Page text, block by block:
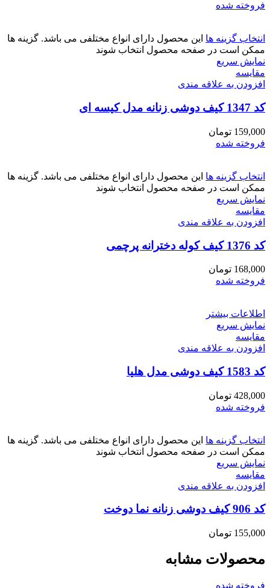
فروخته شده
انتخاب گزینه ها این محصول دارای انواع مختلفی می باشد. گزینه ها
ممکن است در صفحه محصول انتخاب شوند
نمایش سریع
مقايسه
افزودن به علاقه مندی
کد 1347 کیف دوشی زنانه مدل کیسه ای
159,000 تومان
فروخته شده
انتخاب گزینه ها این محصول دارای انواع مختلفی می باشد. گزینه ها
ممکن است در صفحه محصول انتخاب شوند
نمایش سریع
مقايسه
افزودن به علاقه مندی
کد 1376 کیف کوله دخترانه پرچمی
168,000 تومان
فروخته شده
اطلاعات بیشتر
نمایش سریع
مقايسه
افزودن به علاقه مندی
کد 1583 کیف دوشی مدل هلیا
428,000 تومان
فروخته شده
انتخاب گزینه ها این محصول دارای انواع مختلفی می باشد. گزینه ها
ممکن است در صفحه محصول انتخاب شوند
نمایش سریع
مقايسه
افزودن به علاقه مندی
کد 906 کیف دوشی زنانه نما دوخت
155,000 تومان
محصولات مشابه
فروخته شده